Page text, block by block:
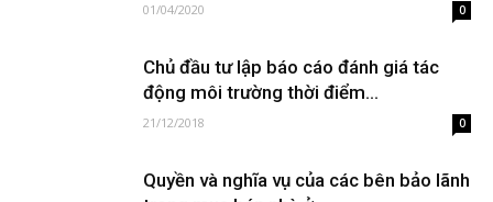
01/04/2020 0
Chủ đầu tư lập báo cáo đánh giá tác
động môi trường thời điểm...
21/12/2018 0
Quyền và nghĩa vụ của các bên bảo lãnh